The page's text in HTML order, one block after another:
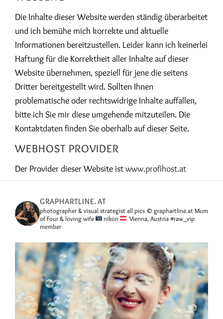
Die Inhalte dieser Website werden ständig überarbeitet
und ich bemühe mich korrekte und aktuelle
Informationen bereitzustellen. Leider kann ich keinerlei
Haftung für die Korrektheit aller Inhalte auf dieser
Website übernehmen, speziell für jene die seitens
Dritter bereitgestellt wird. Sollten Ihnen
problematische oder rechtswidrige Inhalte auffallen,
bitte ich Sie mir diese umgehende mitzuteilen. Die
Kontaktdaten finden Sie oberhalb auf dieser Seite.
WEBHOST PROVIDER
Der Provider dieser Website istwww.profihost.at
GRAPHARTLINE.AT
photographer & visual strategistall pics © graphartline.at Mum
of Four & loving wife
nikon Vienna, Austria#raw_vip
member